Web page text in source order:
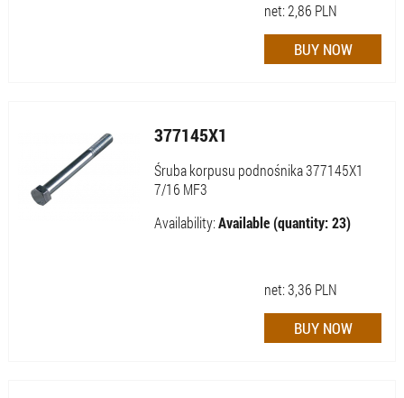
net:2,86 PLN
377145X1
Śruba korpusu podnośnika 377145X1
7/16 MF3
Availability:Available (quantity: 23)
net:3,36 PLN